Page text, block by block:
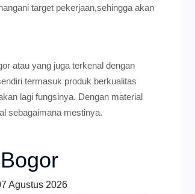
target pekerjaan,sehingga akan
atau yang juga terkenal dengan
termasuk produk berkualitas
lagi fungsinya. Dengan material
sebagaimana mestinya.
Agustus 2026